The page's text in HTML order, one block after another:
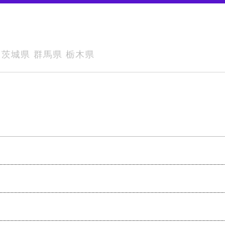
茨城県 群馬県 栃木県